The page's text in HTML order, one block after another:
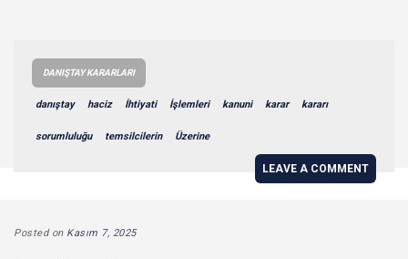
DANIŞTAY KARARLARI
danıştay haciz İhtiyati İşlemleri kanuni karar kararı
sorumluluğu temsilcilerin Üzerine
LEAVE A COMMENT
Posted on Kasım 7, 2025